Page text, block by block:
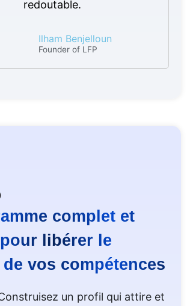
redoutable.
Ilham Benjelloun
Founder of LFP
complet et
libérer le
vos compétences
un profil qui attire et